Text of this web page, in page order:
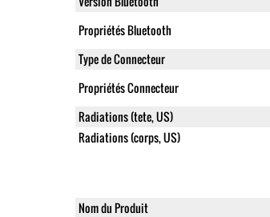
Propriétés Bluetooth
Type de Connecteur
Propriétés Connecteur
Radiations (tete, US)
Radiations (corps, US)
Nom du Produit